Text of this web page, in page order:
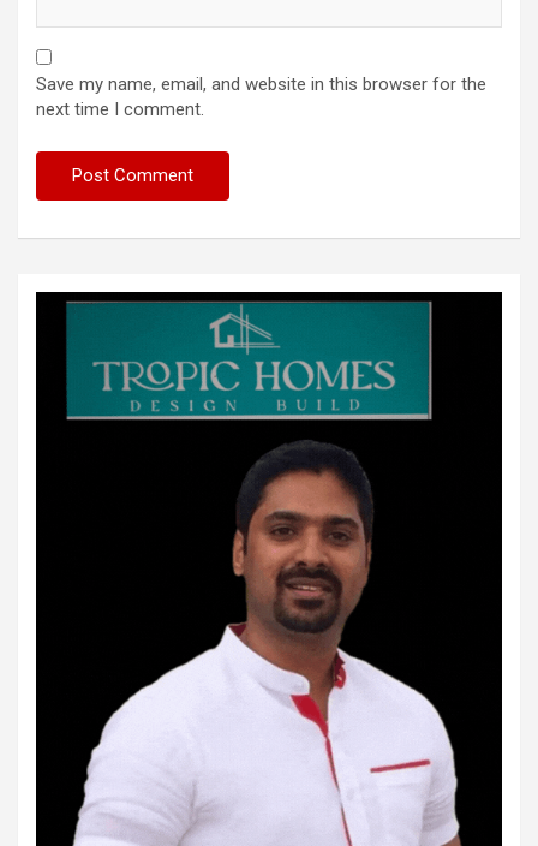
Save my name, email, and website in this browser for the
next time I comment.